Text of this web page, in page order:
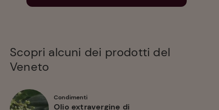
Scopri alcuni dei prodotti del
Veneto
Condimenti
Olio extravergine di